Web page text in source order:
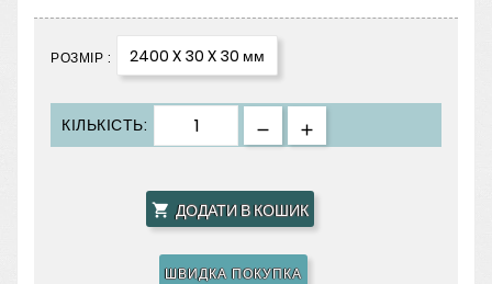
РОЗМІР : 2400 X 30 X 30 мм
КІЛЬКІСТЬ:
 ДОДАТИ В КОШИК
ШВИДКА ПОКУПКА